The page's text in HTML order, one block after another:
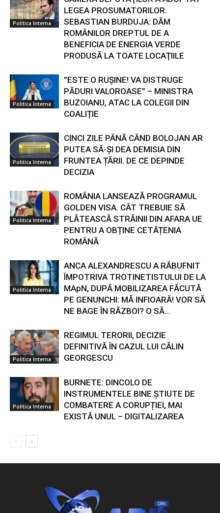
Politica Interna
LEGEA PROSUMATORILOR.
SEBASTIAN BURDUJA: DĂM
ROMÂNILOR DREPTUL DE A
BENEFICIA DE ENERGIA VERDE
PRODUSĂ LA TOATE LOCAŢIILE
Politica Interna
”ESTE O RUȘINE! VA DISTRUGE
PĂDURI VALOROASE” – MINISTRA
BUZOIANU, ATAC LA COLEGII DIN
COALIȚIE
Politica Interna
CINCI ZILE PÂNĂ CÂND BOLOJAN AR
PUTEA SĂ-ȘI DEA DEMISIA DIN
FRUNTEA ȚĂRII. DE CE DEPINDE
DECIZIA
Politica Interna
ROMÂNIA LANSEAZĂ PROGRAMUL
GOLDEN VISA. CÂT TREBUIE SĂ
PLĂTEASCĂ STRĂINII DIN AFARA UE
PENTRU A OBȚINE CETĂȚENIA
ROMÂNĂ
Politica Interna
ANCA ALEXANDRESCU A RĂBUFNIT
ÎMPOTRIVA TROTINETISTULUI DE LA
MApN, DUPĂ MOBILIZAREA FĂCUTĂ
PE GENUNCHI: MĂ INFIOARĂ! VOR SĂ
NE BAGE ÎN RĂZBOI? O SĂ...
Politica Interna
REGIMUL TERORII, DECIZIE
DEFINITIVĂ ÎN CAZUL LUI CĂLIN
GEORGESCU
Politica Interna
BURNETE: DINCOLO DE
INSTRUMENTELE BINE ȘTIUTE DE
COMBATERE A CORUPȚIEI, MAI
EXISTĂ UNUL – DIGITALIZAREA